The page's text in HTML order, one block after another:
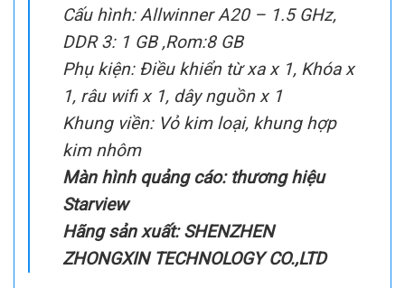
Kích thước tổng thể: 1800 x 675 mm
( H x W)
Kết nối: LAN, Wifi, HDMI, USB
File hiển thị: Mp4 , mp3 , jpg , png ,
apk ……
Màu sắc 16.7 triệu màu
Tỉ lệ màn hình: 16:9
Hệ màu: tự động
Mặt bảo vệ: Kính cường lực 5mm
Độ phân giải: Full HD ( 1920 x 1080)